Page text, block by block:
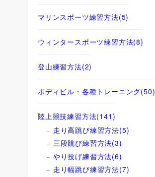
マリンスポーツ練習方法(5)
ウィンタースポーツ練習方法(8)
登山練習方法(2)
ボディビル・各種トレーニング(50)
陸上競技練習方法(141)
走り高跳び練習方法(5)
三段跳び練習方法(3)
やり投げ練習方法(6)
走り幅跳び練習方法(7)